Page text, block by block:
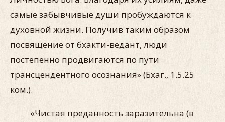
самые забывчивые души пробуждаются к
духовной жизни. Получив таким образом
посвящение от бхакти-ведант, люди
постепенно продвигаются по пути
трансцендентного осознания» (Бхаг., 1.5.25
ком.).
«Чистая преданность заразительна (в